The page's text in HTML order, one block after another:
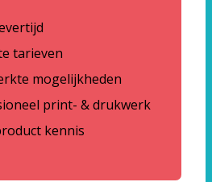
tarieven
mogelijkheden
print- & drukwerk
kennis